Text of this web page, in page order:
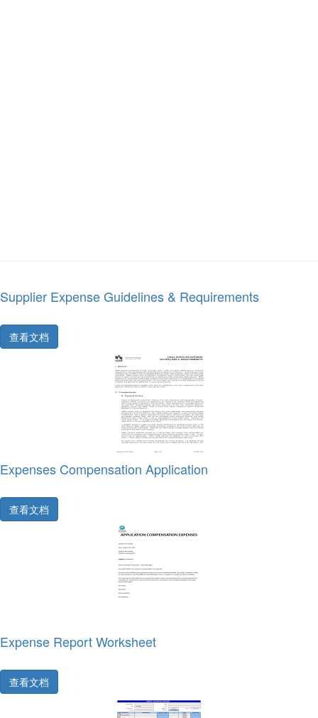
Supplier Expense Guidelines & Requirements
查看文档
Expenses Compensation Application
查看文档
Expense Report Worksheet
查看文档